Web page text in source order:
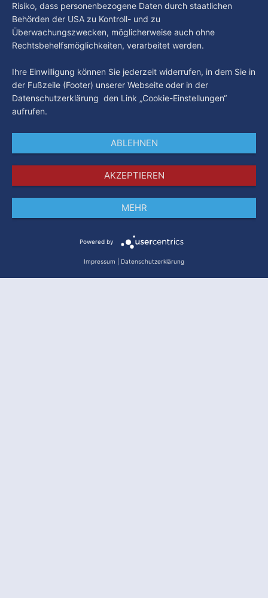
Datenschutz
Risiko, dass personenbezogene Daten durch staatlichen
Behörden der USA zu Kontroll- und zu
Überwachungszwecken, möglicherweise auch ohne
Rechtsbehelfsmöglichkeiten, verarbeitet werden.
Ihre Einwilligung können Sie jederzeit widerrufen, in dem Sie in
der Fußzeile (Footer) unserer Webseite oder in der
Datenschutzerklärung den Link „Cookie-Einstellungen“
aufrufen.
ABLEHNEN
AKZEPTIEREN
MEHR
Powered by
Impressum Datenschutzerklärung